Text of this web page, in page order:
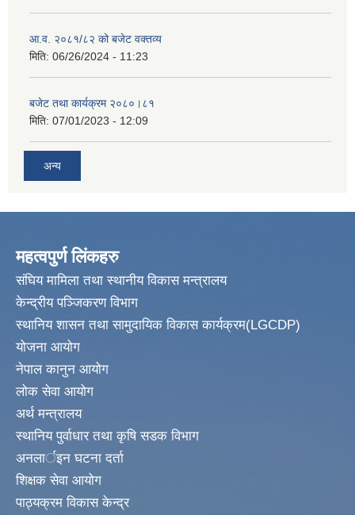
आ.व. २०८१/८२ को बजेट वक्तव्य
मिति: 06/26/2024 - 11:23
बजेट तथा कार्यक्रम २०८०।८१
मिति: 07/01/2023 - 12:09
अन्य
महत्वपुर्ण लिंकहरु
संघिय मामिला तथा स्थानीय विकास मन्त्रालय
केन्द्रीय पञ्जिकरण विभाग
स्थानिय शासन तथा सामुदायिक विकास कार्यक्रम(LGCDP)
योजना आयोग
नेपाल कानुन आयोग
लोक सेवा आयोग
अर्थ मन्त्रालय
स्थानिय पुर्वाधार तथा कृषि सडक विभाग
अनलार्इन घटना दर्ता
शिक्षक सेवा आयोग
पाठ्यक्रम विकास केन्द्र